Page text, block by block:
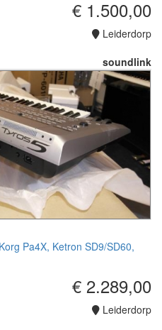
€ 1.500,00
Leiderdorp
soundlink
Pa4X, Ketron SD9/SD60,
€ 2.289,00
Leiderdorp